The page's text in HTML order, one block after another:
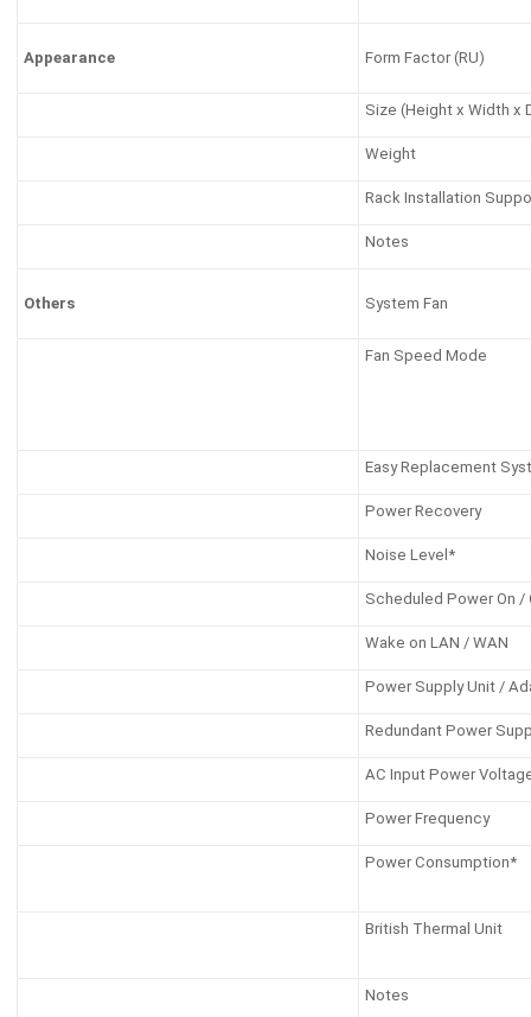
Appearance Form Factor (RU)
Size (Height x Width x
Weight
Rack Installation
Notes
Others System Fan
Fan Speed Mode
Easy Replacement
Power Recovery
Noise Level*
Scheduled Power On /
Wake on LAN / WAN
Power Supply Unit /
Redundant Power
AC Input Power
Power Frequency
Power Consumption*
British Thermal Unit
Notes